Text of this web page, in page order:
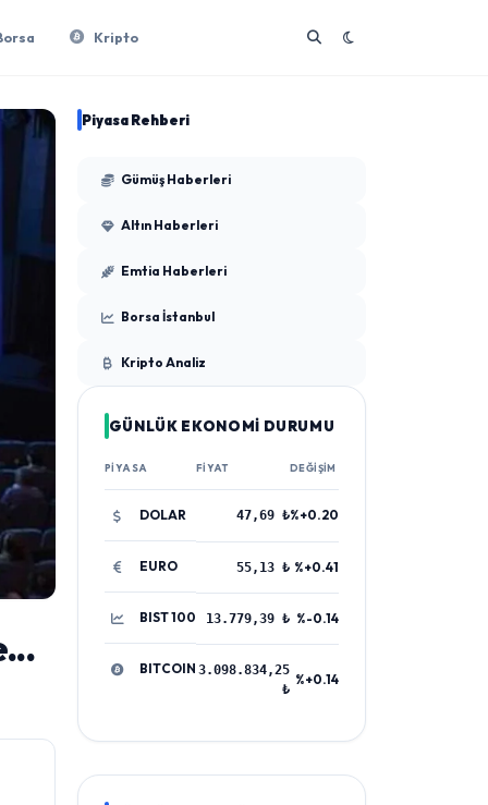
Kripto
Piyasa Rehberi
Gümüş Haberleri
Altın Haberleri
Emtia Haberleri
Borsa İstanbul
Kripto Analiz
GÜNLÜK EKONOMİ DURUMU
PIYASA FIYAT DEĞIŞIM
DOLAR 47,69 ₺%+0.20
EURO 55,13 ₺ %+0.41
BIST 100 13.779,39 ₺ %-0.14
BITCOIN 3.098.834,25
₺
%+0.14